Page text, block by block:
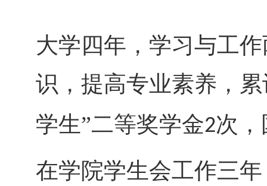
大学四年，学习与工
识，提高专业素养，
学生”二等奖学金2次
在学院学生会工作三